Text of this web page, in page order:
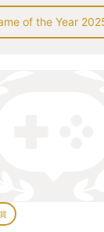
of the Year